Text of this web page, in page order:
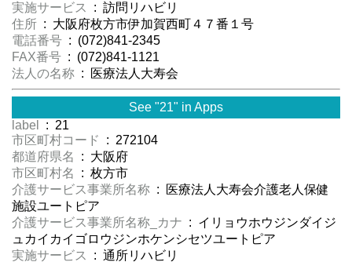
実施サービス
: 訪問リハビリ
住所 : 大阪府枚方市伊加賀西町４７番１号
電話番号 : (072)841-2345
FAX番号 : (072)841-1121
法人の名称 : 医療法人大寿会
See "21" in Apps
label
: 21
市区町村コード
: 272104
都道府県名
: 大阪府
市区町村名
: 枚方市
介護サービス事業所名称 : 医療法人大寿会介護老人保健
施設ユートピア
介護サービス事業所名称_カナ : イリョウホウジンダイジ
ュカイカイゴロウジンホケンシセツユートピア
実施サービス
: 通所リハビリ